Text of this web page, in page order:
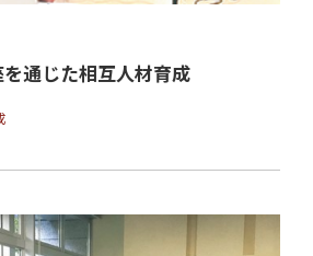
通じた相互人材育成